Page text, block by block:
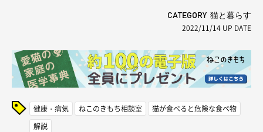
CATEGORY 猫と暮らす
2022/11/14 UP DATE
健康・病気 ねこのきもち相談室
猫が食べると危険な食べ物
解説